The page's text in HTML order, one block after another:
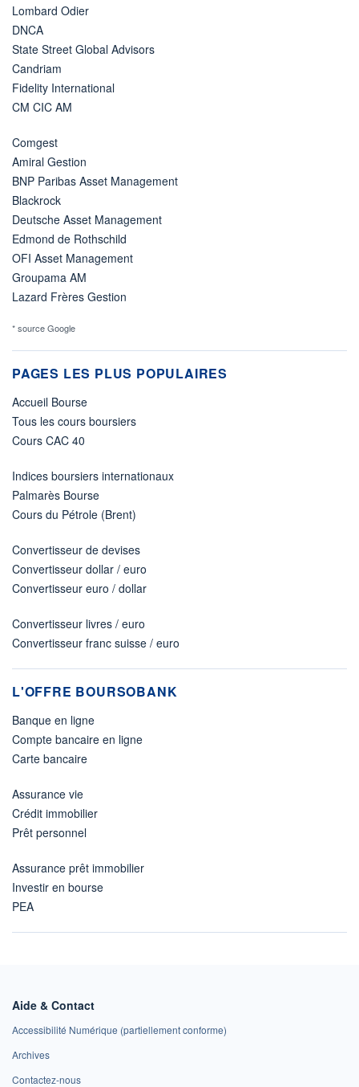
Lombard Odier
DNCA
State Street Global Advisors
Candriam
Fidelity International
CM CIC AM
Comgest
Amiral Gestion
BNP Paribas Asset Management
Blackrock
Deutsche Asset Management
Edmond de Rothschild
OFI Asset Management
Groupama AM
Lazard Frères Gestion
* source Google
PAGES LES PLUS POPULAIRES
Accueil Bourse
Tous les cours boursiers
Cours CAC 40
Indices boursiers internationaux
Palmarès Bourse
Cours du Pétrole (Brent)
Convertisseur de devises
Convertisseur dollar / euro
Convertisseur euro / dollar
Convertisseur livres / euro
Convertisseur franc suisse / euro
L'OFFRE BOURSOBANK
Banque en ligne
Compte bancaire en ligne
Carte bancaire
Assurance vie
Crédit immobilier
Prêt personnel
Assurance prêt immobilier
Investir en bourse
PEA
Aide & Contact
Accessibilité Numérique (partiellement conforme)
Archives
Contactez-nous